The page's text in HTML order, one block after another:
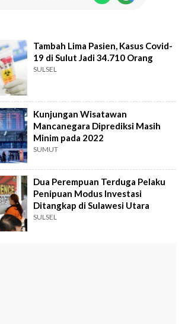
Tambah Lima Pasien, Kasus Covid-
19 di Sulut Jadi 34.710 Orang
SULSEL
Kunjungan Wisatawan
Mancanegara Diprediksi Masih
Minim pada 2022
SUMUT
Dua Perempuan Terduga Pelaku
Penipuan Modus Investasi
Ditangkap di Sulawesi Utara
SULSEL